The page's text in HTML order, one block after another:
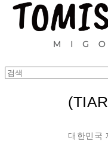
대한민국